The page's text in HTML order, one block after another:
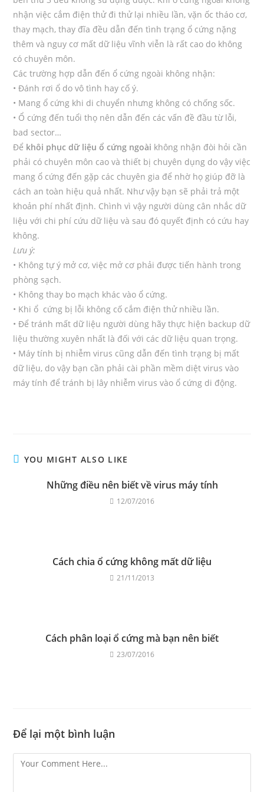
nhận việc cắm điện thử đi thử lại nhiều lần, vặn ốc tháo cơ,
thay mạch, thay đĩa đều dẫn đến tình trạng ổ cứng nặng
thêm và nguy cơ mất dữ liệu vĩnh viễn là rất cao do không
có chuyên môn.
Các trường hợp dẫn đến ổ cứng ngoài không nhận:
• Đánh rơi ổ do vô tình hay cố ý.
• Mang ổ cứng khi di chuyển nhưng không có chống sốc.
• Ổ cứng đến tuổi thọ nên dẫn đến các vấn đề đầu từ lỗi,
bad sector…
Để khôi phục dữ liệu ổ cứng ngoài không nhận đòi hỏi cần
phải có chuyên môn cao và thiết bị chuyên dụng do vậy việc
mang ổ cứng đến gặp các chuyên gia để nhờ họ giúp đỡ là
cách an toàn hiệu quả nhất. Như vậy bạn sẽ phải trả một
khoản phí nhất định. Chình vì vậy người dùng cân nhắc dữ
liệu với chi phí cứu dữ liệu và sau đó quyết định có cứu hay
không.
Lưu ý:
• Không tự ý mở cơ, việc mở cơ phải được tiến hành trong
phòng sạch.
• Không thay bo mạch khác vào ổ cứng.
• Khi ổ cứng bị lỗi không cố cắm điện thử nhiều lần.
• Để tránh mất dữ liệu người dùng hãy thực hiện backup dữ
liệu thường xuyên nhất là đối với các dữ liệu quan trọng.
• Máy tính bị nhiễm virus cũng dẫn đến tình trạng bị mất
dữ liệu, do vậy bạn cần phải cài phần mềm diệt virus vào
máy tính để tránh bị lây nhiễm virus vào ổ cứng di động.
YOU MIGHT ALSO LIKE
Những điều nên biết về virus máy tính
12/07/2016
Cách chia ổ cứng không mất dữ liệu
21/11/2013
Cách phân loại ổ cứng mà bạn nên biết
23/07/2016
Để lại một bình luận
Comment